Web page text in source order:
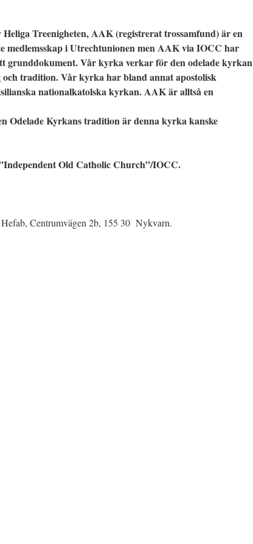
Treenigheten, AAK (registrerat trossamfund) är en
medlemsskap i Utrechtunionen men AAK via IOCC har
grunddokument. Vår kyrka verkar för den odelade kyrkan
tradition. Vår kyrka har bland annat apostolisk
nationalkatolska kyrkan. AAK är alltså en
Odelade Kyrkans tradition är denna kyrka kanske
Old Catholic Church”/IOCC.
Centrumvägen 2b, 155 30 Nykvarn.